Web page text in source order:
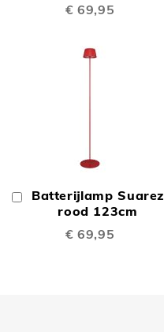
€ 69,95
Batterijlamp Suarez
rood 123cm
€ 69,95
In
Winkelwagen